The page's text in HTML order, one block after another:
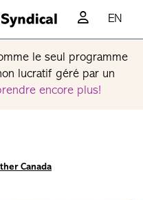
EN
le seul programme
lucratif géré par un
encore plus!
Canada